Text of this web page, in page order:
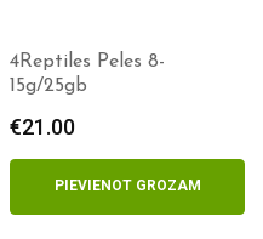
4Reptiles Peles 8-
15g/25gb
€21.00
PIEVIENOT GROZAM